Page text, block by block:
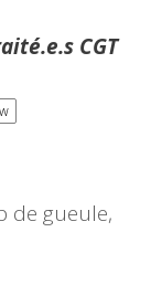
CGT
de gueule,